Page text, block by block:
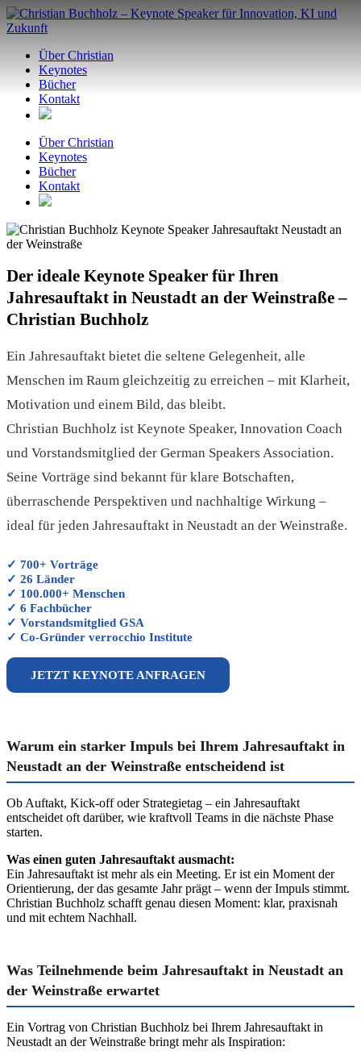
Zum
Inhalt
Über Christian
Keynotes
Bücher
Kontakt
Über Christian
Keynotes
Bücher
Kontakt
Der ideale Keynote Speaker für Ihren
Jahresauftakt in Neustadt an der Weinstraße –
Christian Buchholz
Ein Jahresauftakt bietet die seltene Gelegenheit, alle
Menschen im Raum gleichzeitig zu erreichen – mit Klarheit,
Motivation und einem Bild, das bleibt.
Christian Buchholz ist Keynote Speaker, Innovation Coach
und Vorstandsmitglied der German Speakers Association.
Seine Vorträge sind bekannt für klare Botschaften,
überraschende Perspektiven und nachhaltige Wirkung –
ideal für jeden Jahresauftakt in Neustadt an der Weinstraße.
✓ 700+ Vorträge
✓ 26 Länder
✓ 100.000+ Menschen
✓ 6 Fachbücher
✓ Vorstandsmitglied GSA
✓ Co-Gründer verrocchio Institute
JETZT KEYNOTE ANFRAGEN
Warum ein starker Impuls bei Ihrem Jahresauftakt in
Neustadt an der Weinstraße entscheidend ist
Ob Auftakt, Kick-off oder Strategietag – ein Jahresauftakt
entscheidet oft darüber, wie kraftvoll Teams in die nächste Phase
starten.
Was einen guten Jahresauftakt ausmacht:
Ein Jahresauftakt ist mehr als ein Meeting. Er ist ein Moment der
Orientierung, der das gesamte Jahr prägt – wenn der Impuls stimmt.
Christian Buchholz schafft genau diesen Moment: klar, praxisnah
und mit echtem Nachhall.
Was Teilnehmende beim Jahresauftakt in Neustadt an
der Weinstraße erwartet
Ein Vortrag von Christian Buchholz bei Ihrem Jahresauftakt in
Neustadt an der Weinstraße bringt mehr als Inspiration: